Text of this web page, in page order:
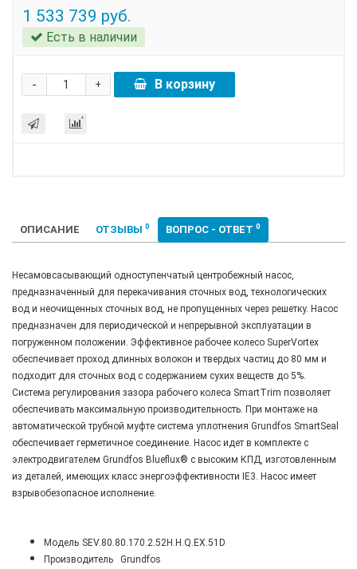
1 533 739 руб.
Есть в наличии
+
- В корзину
ОПИСАНИЕ ОТЗЫВЫ 0 ВОПРОС - ОТВЕТ 0
Несамовсасывающий одноступенчатый центробежный насос,
предназначенный для перекачивания сточных вод, технологических
вод и неочищенных сточных вод, не пропущенных через решетку. Насос
предназначен для периодической и непрерывной эксплуатации в
погруженном положении. Эффективное рабочее колесо SuperVortex
обеспечивает проход длинных волокон и твердых частиц до 80 мм и
подходит для сточных вод с содержанием сухих веществ до 5%.
Система регулирования зазора рабочего колеса SmartTrim позволяет
обеспечивать максимальную производительность. При монтаже на
автоматической трубной муфте система уплотнения Grundfos SmartSeal
обеспечивает герметичное соединение. Насос идет в комплекте с
электродвигателем Grundfos Blueflux® с высоким КПД, изготовленным
из деталей, имеющих класс энергоэффективности IE3. Насос имеет
взрывобезопасное исполнение.
Модель SEV.80.80.170.2.52H.H.Q.EX.51D
Производитель
Grundfos